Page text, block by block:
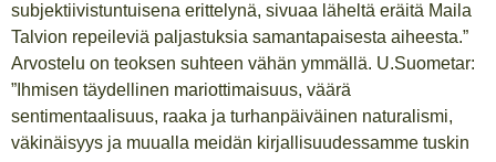
subjektiivistuntuisena erittelynä, sivuaa läheltä eräitä Maila
Talvion repeileviä paljastuksia samantapaisesta aiheesta.”
Arvostelu on teoksen suhteen vähän ymmällä. U.Suometar:
”Ihmisen täydellinen mariottimaisuus, väärä
sentimentaalisuus, raaka ja turhanpäiväinen naturalismi,
väkinäisyys ja muualla meidän kirjallisuudessamme tuskin